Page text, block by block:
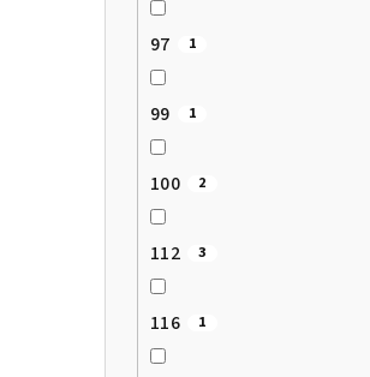
97 1
99 1
100 2
112 3
116 1